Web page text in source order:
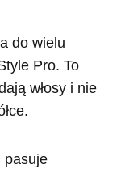
do wielu
Pro. To
włosy i nie
pasuje